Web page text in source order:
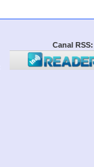
Canal RSS: